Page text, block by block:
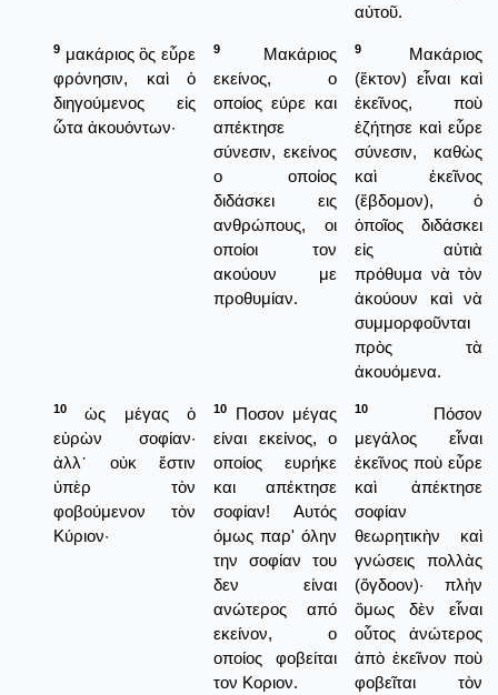
αὐτοῦ.
9 μακάριος ὃς εὗρε
φρόνησιν, καὶ ὁ
διηγούμενος εἰς
ὦτα ἀκουόντων·
9
Μακάριος
εκείνος, ο
οποίος εύρε και
απέκτησε
σύνεσιν, εκείνος
ο οποίος
διδάσκει εις
ανθρώπους, οι
οποίοι τον
ακούουν με
προθυμίαν.
9
Μακάριος
(ἕκτον) εἶναι καὶ
ἐκεῖνος, ποὺ
ἐζήτησε καὶ εὗρε
σύνεσιν, καθὼς
καὶ ἐκεῖνος
(ἕβδομον), ὁ
ὁποῖος διδάσκει
εἰς αὐτιὰ
πρόθυμα νὰ τὸν
ἀκούουν καὶ νὰ
συμμορφοῦνται
πρὸς τὰ
ἀκουόμενα.
10
ὡς μέγας ὁ
εὑρὼν σοφίαν·
ἀλλ᾿ οὐκ ἔστιν
ὑπὲρ τὸν
φοβούμενον τὸν
Κύριον·
10
Ποσον μέγας
είναι εκείνος, ο
οποίος ευρήκε
και απέκτησε
σοφίαν! Αυτός
όμως παρ' όλην
την σοφίαν του
δεν είναι
ανώτερος από
εκείνον, ο
οποίος φοβείται
τον Κοριον.
10
Πόσον
μεγάλος εἶναι
ἐκεῖνος ποὺ εὗρε
καὶ ἀπέκτησε
σοφίαν
θεωρητικὴν καὶ
γνώσεις πολλὰς
(ὄγδοον)· πλὴν
ὅμως δὲν εἶναι
οὗτος ἀνώτερος
ἀπὸ ἐκεῖνον ποὺ
φοβεῖται τὸν